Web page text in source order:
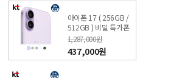
아이폰 17 ( 256GB /
512GB ) 비밀 특가폰
KT직영점 싼올레폰
1,287,000원
437,000원